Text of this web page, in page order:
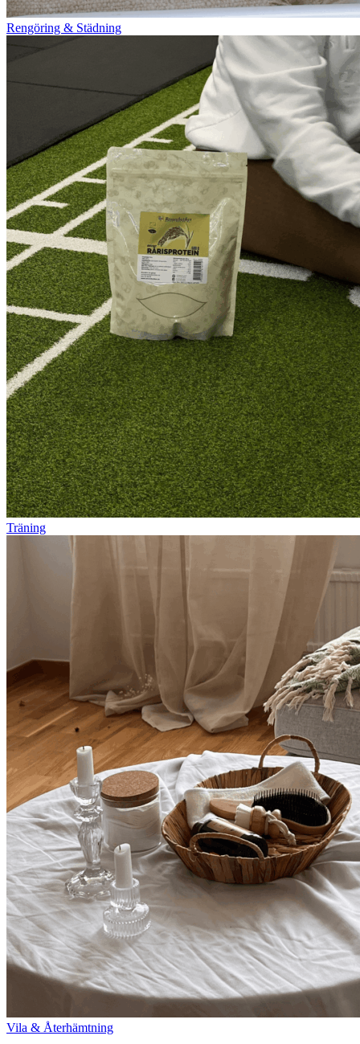
Rengöring & Städning
Träning
Vila & Återhämtning